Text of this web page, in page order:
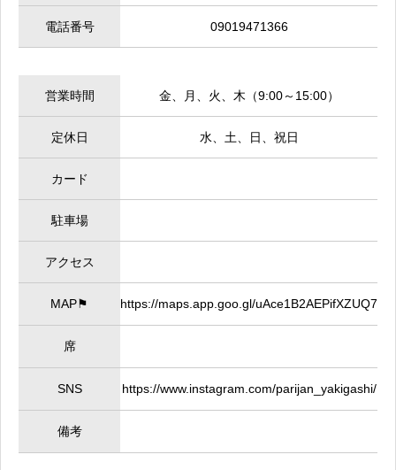
電話番号 09019471366
営業時間 金、月、火、木（9:00～15:00）
定休日 水、土、日、祝日
カード
駐車場
アクセス
MAP⚑ https://maps.app.goo.gl/uAce1B2AEPifXZUQ7
席
SNS https://www.instagram.com/parijan_yakigashi/
備考